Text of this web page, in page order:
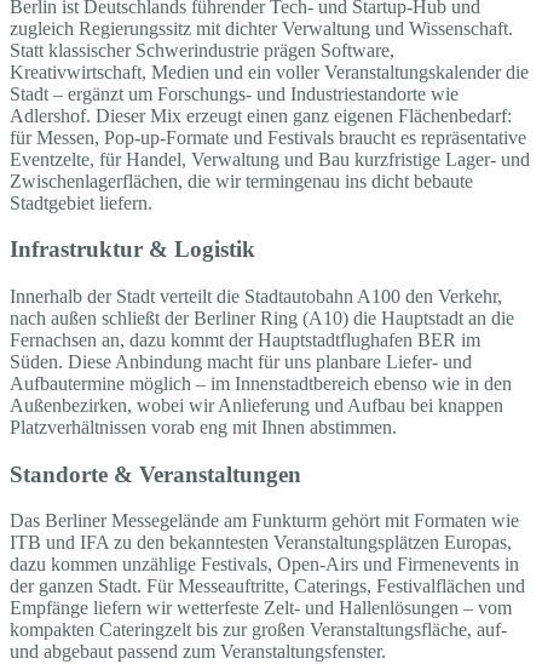
Berlin ist Deutschlands führender Tech- und Startup-Hub und
zugleich Regierungssitz mit dichter Verwaltung und Wissenschaft.
Statt klassischer Schwerindustrie prägen Software,
Kreativwirtschaft, Medien und ein voller Veranstaltungskalender die
Stadt – ergänzt um Forschungs- und Industriestandorte wie
Adlershof. Dieser Mix erzeugt einen ganz eigenen Flächenbedarf:
für Messen, Pop-up-Formate und Festivals braucht es repräsentative
Eventzelte, für Handel, Verwaltung und Bau kurzfristige Lager- und
Zwischenlagerflächen, die wir termingenau ins dicht bebaute
Stadtgebiet liefern.
Infrastruktur & Logistik
Innerhalb der Stadt verteilt die Stadtautobahn A100 den Verkehr,
nach außen schließt der Berliner Ring (A10) die Hauptstadt an die
Fernachsen an, dazu kommt der Hauptstadtflughafen BER im
Süden. Diese Anbindung macht für uns planbare Liefer- und
Aufbautermine möglich – im Innenstadtbereich ebenso wie in den
Außenbezirken, wobei wir Anlieferung und Aufbau bei knappen
Platzverhältnissen vorab eng mit Ihnen abstimmen.
Standorte & Veranstaltungen
Das Berliner Messegelände am Funkturm gehört mit Formaten wie
ITB und IFA zu den bekanntesten Veranstaltungsplätzen Europas,
dazu kommen unzählige Festivals, Open-Airs und Firmenevents in
der ganzen Stadt. Für Messeauftritte, Caterings, Festivalflächen und
Empfänge liefern wir wetterfeste Zelt- und Hallenlösungen – vom
kompakten Cateringzelt bis zur großen Veranstaltungsfläche, auf-
und abgebaut passend zum Veranstaltungsfenster.